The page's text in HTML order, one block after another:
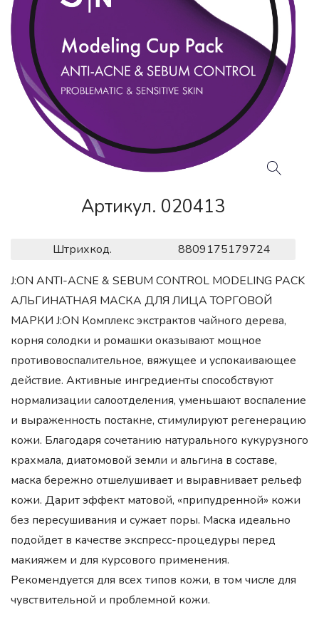
Артикул. 020413
Штрихкод.
8809175179724
J:ON ANTI-ACNE & SEBUM CONTROL MODELING PACK
АЛЬГИНАТНАЯ МАСКА ДЛЯ ЛИЦА ТОРГОВОЙ
МАРКИ J:ON Комплекс экстрактов чайного дерева,
корня солодки и ромашки оказывают мощное
противовоспалительное, вяжущее и успокаивающее
действие. Активные ингредиенты способствуют
нормализации салоотделения, уменьшают воспаление
и выраженность постакне, стимулируют регенерацию
кожи. Благодаря сочетанию натурального кукурузного
крахмала, диатомовой земли и альгина в составе,
маска бережно отшелушивает и выравнивает рельеф
кожи. Дарит эффект матовой, «припудренной» кожи
без пересушивания и сужает поры. Маска идеально
подойдет в качестве экспресс-процедуры перед
макияжем и для курсового применения.
Рекомендуется для всех типов кожи, в том числе для
чувствительной и проблемной кожи.